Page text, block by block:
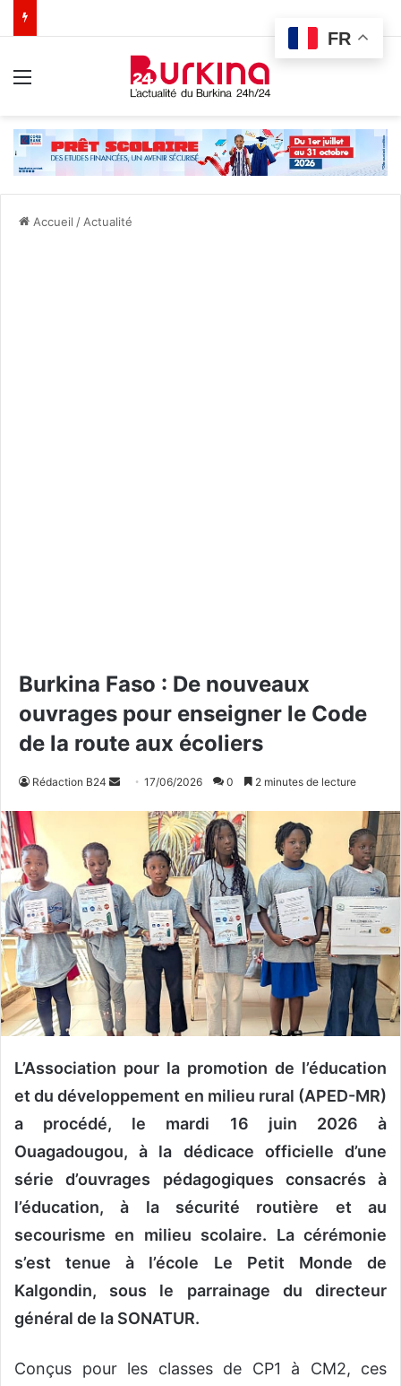
Accueil / Actualité
Burkina Faso : De nouveaux
ouvrages pour enseigner le Code
de la route aux écoliers
Rédaction B24
e
r
u
n
c
o
u
r
e
17/06/2026 0 2 minutes de lecture
L’Association pour la promotion de l’éducation
et du développement en milieu rural (APED-MR)
a procédé, le mardi 16 juin 2026 à
Ouagadougou, à la dédicace officielle d’une
série d’ouvrages pédagogiques consacrés à
l’éducation, à la sécurité routière et au
secourisme en milieu scolaire. La cérémonie
s’est tenue à l’école Le Petit Monde de
Kalgondin, sous le parrainage du directeur
général de la SONATUR.
Conçus pour les classes de CP1 à CM2, ces
FR